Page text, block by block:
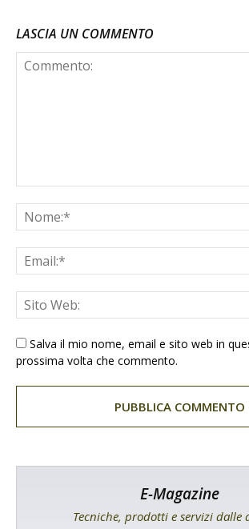
LASCIA UN COMMENTO
Salva il mio nome, email e sito web in
prossima volta che commento.
E-Magazine
Tecniche, prodotti e servizi dalle